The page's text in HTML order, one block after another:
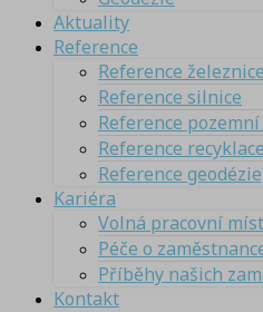
Aktuality
Reference
Reference železnice
Reference silnice
Reference
Reference
Reference
Kariéra
Volná pracovní
Péče o
Příběhy našich
Kontakt